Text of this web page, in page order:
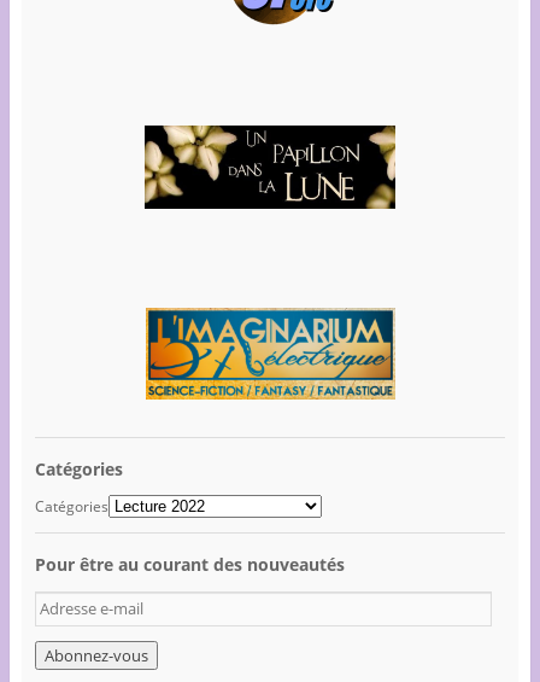
Catégories
Catégories
Pour être au courant des nouveautés
A
d
r
e